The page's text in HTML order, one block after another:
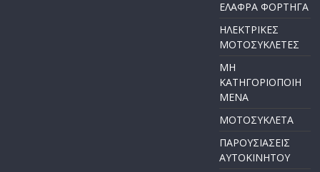
ΕΛΑΦΡΑ ΦΟΡΤΗΓΑ
ΗΛΕΚΤΡΙΚΕΣ
ΜΟΤΟΣΥΚΛΕΤΕΣ
ΜΗ
ΚΑΤΗΓΟΡΙΟΠΟΙΗ
ΜΕΝΑ
ΜΟΤΟΣΥΚΛΕΤΑ
ΠΑΡΟΥΣΙΑΣΕΙΣ
ΑΥΤΟΚΙΝΗΤΟΥ